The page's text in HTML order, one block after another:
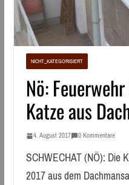
NICHT_KATEGORISIERT
Nö:
Katze aus
4. August 2017 0 Kommentare
SCHWECHAT (NÖ): Die
2017 aus dem